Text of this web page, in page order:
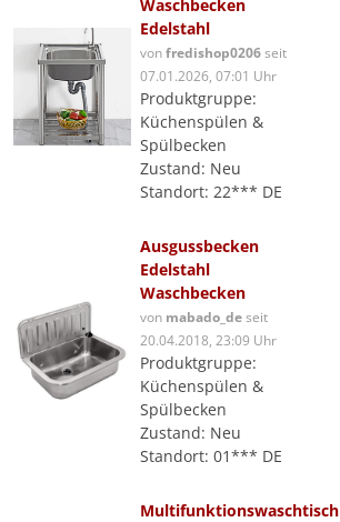
Waschbecken
Edelstahl
vonfredishop0206seit
07.01.2026, 07:01 Uhr
Produktgruppe:
Küchenspülen &
Spülbecken
Zustand: Neu
Standort: 22*** DE
Ausgussbecken
Edelstahl
Waschbecken
von mabado_deseit
20.04.2018, 23:09 Uhr
Produktgruppe:
Küchenspülen &
Spülbecken
Zustand: Neu
Standort: 01*** DE
Multifunktionswaschtisch